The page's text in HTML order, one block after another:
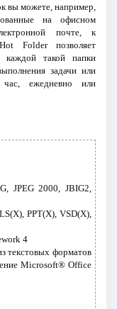
вы можете, например,
на офисном
почте, к
Folder позволяет
каждой такой папки
задачи или
час, ежедневно или
JPEG 2000, JBIG2,
PPT(X), VSD(X),
4
текстовых форматов
Microsoft® Office